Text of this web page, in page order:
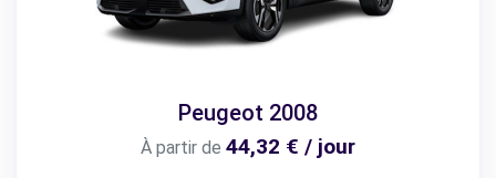
Peugeot 2008
À partir de 44,32 € / jour